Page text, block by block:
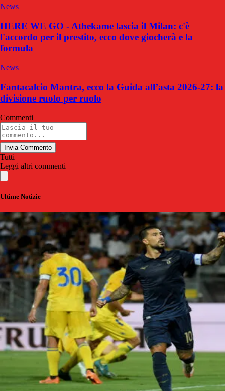
News
HERE WE GO - Athekame lascia il Milan: c'è
l'accordo per il prestito, ecco dove giocherà e la
formula
News
Fantacalcio Mantra, ecco la Guida all’asta 2026-27: la
divisione ruolo per ruolo
Commenti
Invia Commento
Tutti
Leggi altri commenti
Ultime Notizie